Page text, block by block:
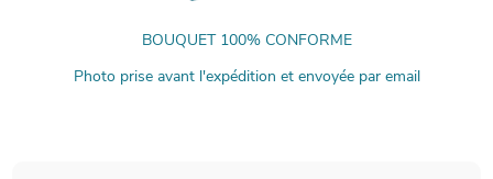
BOUQUET 100% CONFORME
Photo prise avant l'expédition et envoyée par email